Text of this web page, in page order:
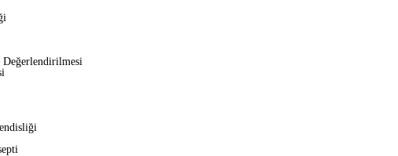
Değerlendirilmesi